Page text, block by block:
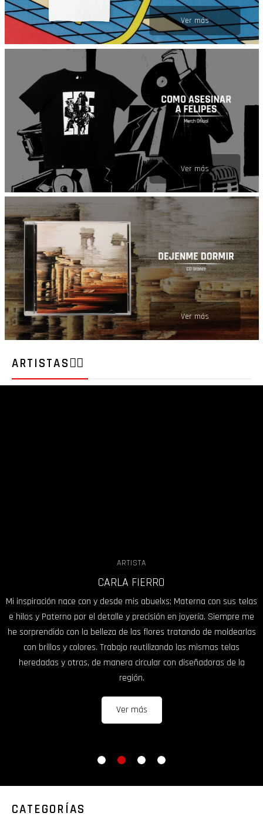
Ver más
Ver más
Ver más
ARTISTAS❤️‍🔥
ARTISTA
CARLA FIERRO
Mi inspiración nace con y desde mis abuelxs; Materna con sus telas
e hilos y Paterno por el detalle y precisión en joyería. Siempre me
he sorprendido con la belleza de las flores tratando de moldearlas
con brillos y colores. Trabajo reutilizando las mismas telas
heredadas y otras, de manera circular con diseñadoras de la
región.
Ver más
CATEGORÍAS